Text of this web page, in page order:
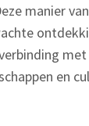
manier
en